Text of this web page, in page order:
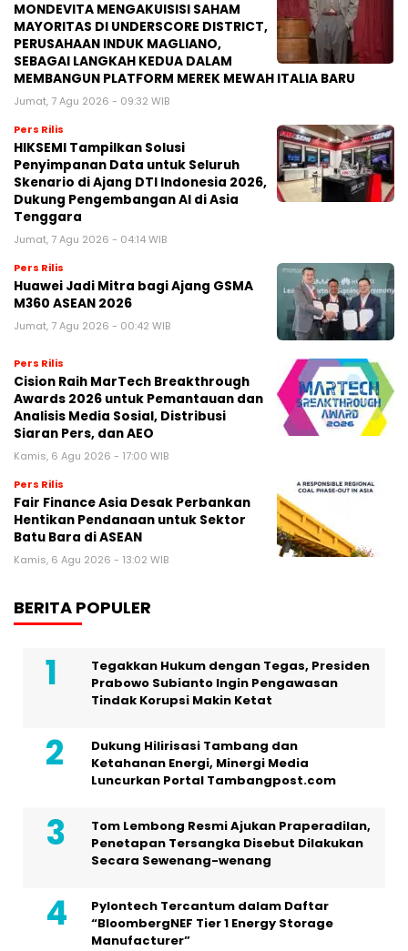
MONDEVITA MENGAKUISISI SAHAM
MAYORITAS DI UNDERSCORE DISTRICT,
PERUSAHAAN INDUK MAGLIANO,
SEBAGAI LANGKAH KEDUA DALAM
MEMBANGUN PLATFORM MEREK MEWAH ITALIA BARU
Jumat, 7 Agu 2026 - 09:32 WIB
Pers Rilis
HIKSEMI Tampilkan Solusi
Penyimpanan Data untuk Seluruh
Skenario di Ajang DTI Indonesia 2026,
Dukung Pengembangan AI di Asia
Tenggara
Jumat, 7 Agu 2026 - 04:14 WIB
Pers Rilis
Huawei Jadi Mitra bagi Ajang GSMA
M360 ASEAN 2026
Jumat, 7 Agu 2026 - 00:42 WIB
Pers Rilis
Cision Raih MarTech Breakthrough
Awards 2026 untuk Pemantauan dan
Analisis Media Sosial, Distribusi
Siaran Pers, dan AEO
Kamis, 6 Agu 2026 - 17:00 WIB
Pers Rilis
Fair Finance Asia Desak Perbankan
Hentikan Pendanaan untuk Sektor
Batu Bara di ASEAN
Kamis, 6 Agu 2026 - 13:02 WIB
BERITA POPULER
Tegakkan Hukum dengan Tegas, Presiden
Prabowo Subianto Ingin Pengawasan
Tindak Korupsi Makin Ketat
Dukung Hilirisasi Tambang dan
Ketahanan Energi, Minergi Media
Luncurkan Portal Tambangpost.com
Tom Lembong Resmi Ajukan Praperadilan,
Penetapan Tersangka Disebut Dilakukan
Secara Sewenang-wenang
Pylontech Tercantum dalam Daftar
“BloombergNEF Tier 1 Energy Storage
Manufacturer”